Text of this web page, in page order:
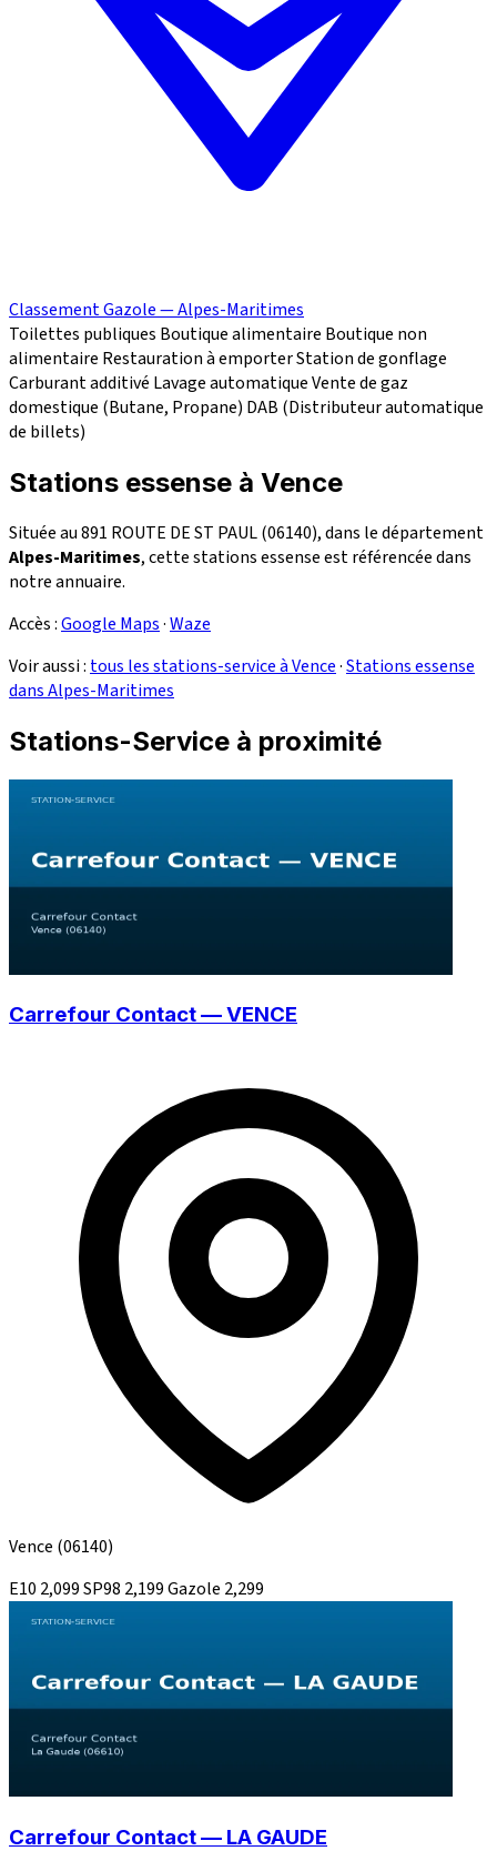
Classement Gazole — Alpes-Maritimes
Toilettes publiques Boutique alimentaire Boutique non
alimentaire Restauration à emporterStation de gonflage
Carburant additivé Lavage automatiqueVente de gaz
domestique (Butane, Propane) DAB (Distributeur automatique
de billets)
Stations essense à Vence
Située au 891 ROUTE DE ST PAUL (06140), dans le département
Alpes-Maritimes, cette stations essense est référencée dans
notre annuaire.
Accès :Google Maps·Waze
Voir aussi : tous les stations-service à Vence·Stations essense
dans Alpes-Maritimes
Stations-Service à proximité
Carrefour Contact — VENCE
Vence (06140)
E10 2,099SP98 2,199Gazole 2,299
Carrefour Contact — LA GAUDE